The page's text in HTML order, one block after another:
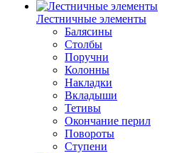
Лестничные элементы
Балясины
Столбы
Поручни
Колонны
Накладки
Вкладыши
Тетивы
Окончание перил
Повороты
Ступени